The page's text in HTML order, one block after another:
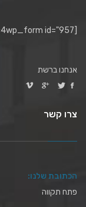
[mc4wp_form id="957"]
אנחנו ברשת
צרו קשר
הכתובת שלנו:
פתח תקווה